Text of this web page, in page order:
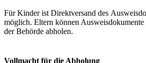
Für Kinder ist Direktversand des
möglich. Eltern können
der Behörde abholen.
Vollmacht für die Abholung